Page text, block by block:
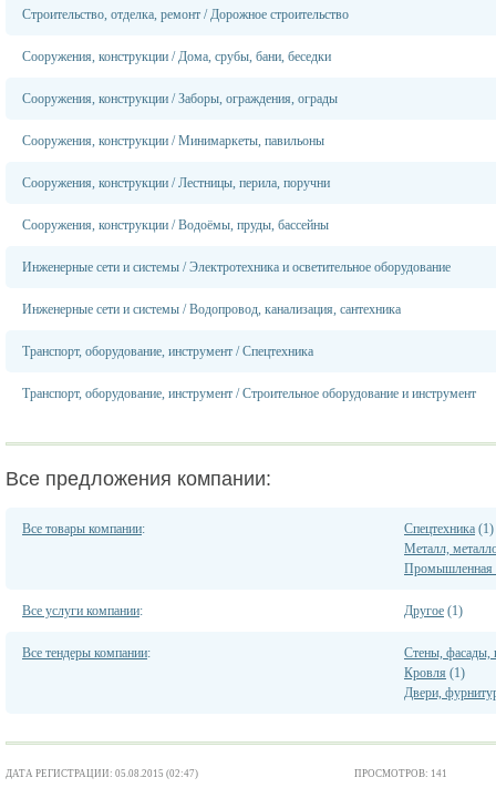
Строительство, отделка, ремонт /Дорожное строительство
Сооружения, конструкции /Дома, срубы, бани, беседки
Сооружения, конструкции /Заборы, ограждения, ограды
Сооружения, конструкции /Минимаркеты, павильоны
Сооружения, конструкции /Лестницы, перила, поручни
Сооружения, конструкции /Водоёмы, пруды, бассейны
Инженерные сети и системы /Электротехника и осветительное оборудование
Инженерные сети и системы /Водопровод, канализация, сантехника
Транспорт, оборудование, инструмент /Спецтехника
Транспорт, оборудование, инструмент /Строительное оборудование и инструмент
Все предложения компании:
Все товары компании: Спецтехника (1)
Металл,
Промышленная
Все услуги компании: Другое (1)
Все тендеры компании:
Стены, фасады,
Кровля (1)
Двери,
ДАТА РЕГИСТРАЦИИ: 05.08.2015 (02:47) ПРОСМОТРОВ: 141